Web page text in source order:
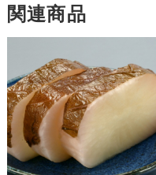
関連商品